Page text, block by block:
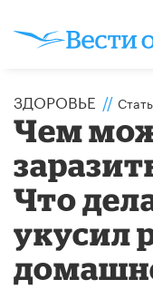
ЗДОРОВЬЕ //
Чем
Что
укусил